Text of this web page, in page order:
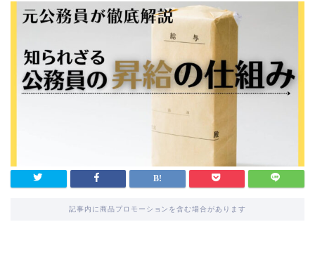
記事内に商品プロモーションを含む場合があります